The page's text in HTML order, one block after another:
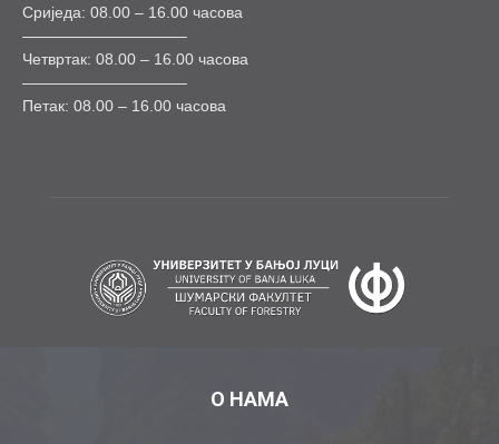
Сриједа: 08.00 – 16.00 часова
——————————–
Четвртак: 08.00 – 16.00 часова
——————————–
Петак: 08.00 – 16.00 часова
О НАМА